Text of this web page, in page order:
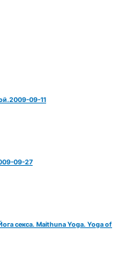
09-11
09-27
секса. Maithuna Yoga. Yoga of